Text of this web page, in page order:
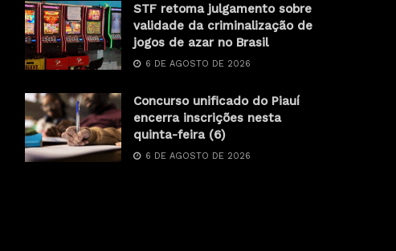
STF retoma julgamento sobre
validade da criminalização de
jogos de azar no Brasil
6 DE AGOSTO DE 2026
Concurso unificado do Piauí
encerra inscrições nesta
quinta-feira (6)
6 DE AGOSTO DE 2026